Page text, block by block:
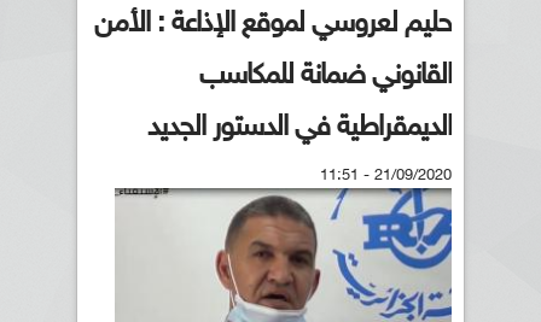
حليم لعروسي لموقع الإذاعة : الأمن
القانوني ضمانة للمكاسب
الديمقراطية في الدستور الجديد
21/09/2020 - 11:51